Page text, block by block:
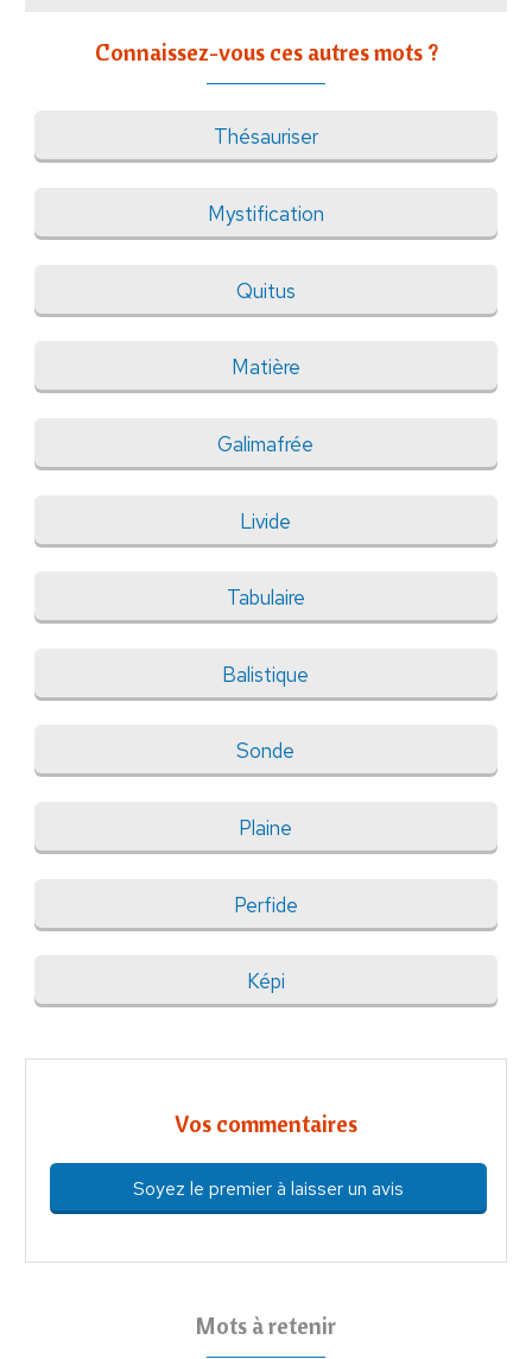
Connaissez-vous ces autres mots ?
Thésauriser
Mystification
Quitus
Matière
Galimafrée
Livide
Tabulaire
Balistique
Sonde
Plaine
Perfide
Képi
Vos commentaires
Soyez le premier à laisser un avis
Mots à retenir